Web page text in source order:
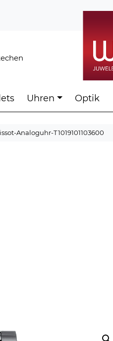
Uhren Optik
Analoguhr-T1019101103600